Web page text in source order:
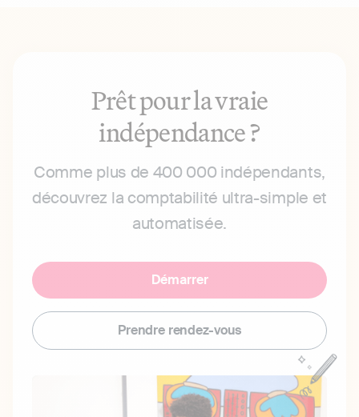
Prêt pour la vraie
indépendance ?
Comme plus de 400 000 indépendants,
découvrez la comptabilité ultra-simple et
automatisée.
Démarrer
Prendre rendez-vous